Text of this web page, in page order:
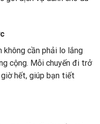
không cần phải lo lắng
cộng. Mỗi chuyến đi trở
hết, giúp bạn tiết